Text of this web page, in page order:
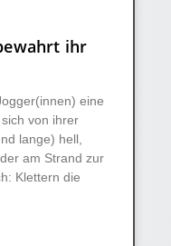
ihr
eine
von ihrer
lange) hell,
am Strand zur
Klettern die